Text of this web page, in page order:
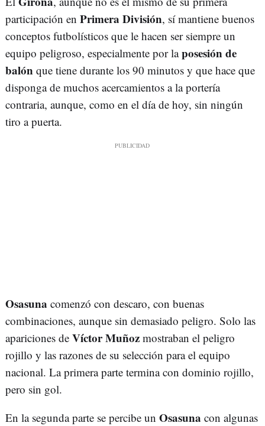
participación en Primera División, sí mantiene buenos
conceptos futbolísticos que le hacen ser siempre un
equipo peligroso, especialmente por laposesión de
balón que tiene durante los 90 minutos y que hace que
disponga de muchos acercamientos a la portería
contraria, aunque, como en el día de hoy, sin ningún
tiro a puerta.
Osasuna comenzó con descaro, con buenas
combinaciones, aunque sin demasiado peligro. Solo las
apariciones de Víctor Muñoz mostraban el peligro
rojillo y las razones de su selección para el equipo
nacional. La primera parte termina con dominio rojillo,
pero sin gol.
En la segunda parte se percibe un Osasuna con algunas